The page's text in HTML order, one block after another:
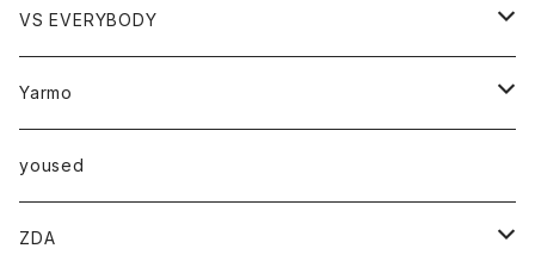
ボトム
スカート
トップス
ベスト
VS EVERYBODY
トップス
Ｔシャツ
Yarmo
アウター
コート
小物
yoused
ZDA